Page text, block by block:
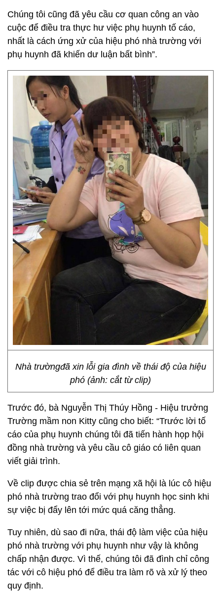
Chúng tôi cũng đã yêu cầu cơ quan công an vào
cuộc để điều tra thực hư việc phụ huynh tố cáo,
nhất là cách ứng xử của hiệu phó nhà trường với
phụ huynh đã khiến dư luận bất bình”.
Nhà trườngđã xin lỗi gia đình về thái độ của hiệu
phó (ảnh: cắt từ clip)
Trước đó, bà Nguyễn Thị Thúy Hồng - Hiệu trưởng
Trường mầm non Kitty cũng cho biết: “Trước lời tố
cáo của phụ huynh chúng tôi đã tiến hành họp hội
đồng nhà trường và yêu cầu cô giáo có liên quan
viết giải trình.
Về clip được chia sẻ trên mạng xã hội là lúc cô hiệu
phó nhà trường trao đổi với phụ huynh học sinh khi
sự việc bị đẩy lên tới mức quá căng thẳng.
Tuy nhiên, dù sao đi nữa, thái độ làm việc của hiệu
phó nhà trường với phụ huynh như vậy là không
chấp nhận được. Vì thế, chúng tôi đã đình chỉ công
tác với cô hiệu phó để điều tra làm rõ và xử lý theo
quy định.